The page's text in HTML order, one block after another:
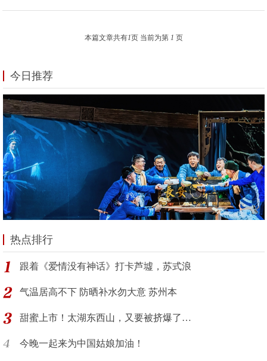
本篇文章共有1页 当前为第 1 页
今日推荐
热点排行
跟着《爱情没有神话》打卡芦墟，苏式浪
气温居高不下 防晒补水勿大意 苏州本
甜蜜上市！太湖东西山，又要被挤爆了…
今晚一起来为中国姑娘加油！